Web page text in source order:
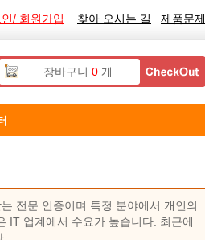
/ 회원가입 찾아 오시는 길 제품문제
장바구니 0개
전문 인증이며 특정 분야에서 개인의
IT 업계에서 수요가 높습니다. 최근에